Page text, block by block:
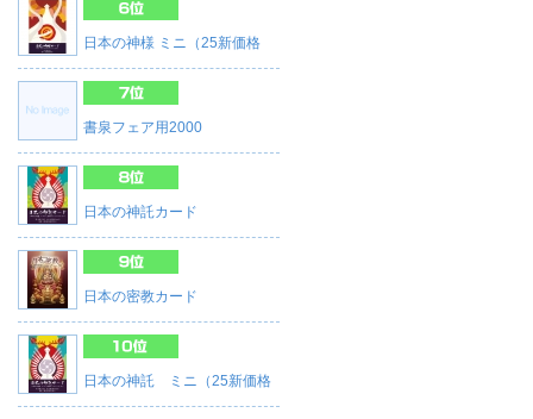
日本の神様 ミニ（25新価格
書泉フェア用2000
日本の神託カード
日本の密教カード
日本の神託 ミニ（25新価格